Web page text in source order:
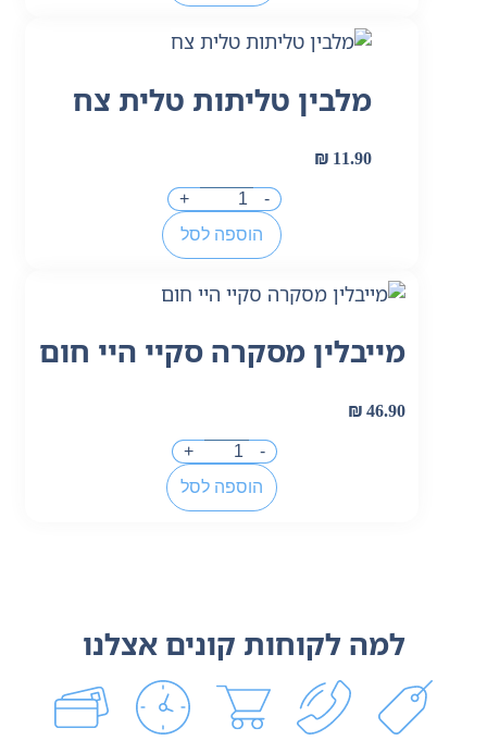
מלבין טליתות טלית צח
₪ 11.90
-
+
הוספה לסל
מייבלין מסקרה סקיי היי חום
₪46.90
-
+
הוספה לסל
למה לקוחות קונים אצלנו